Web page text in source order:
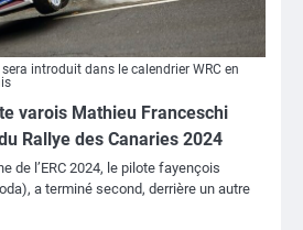
introduit dans le calendrier WRC en
varois Mathieu Franceschi
Rallye des Canaries 2024
de l’ERC 2024, le pilote fayençois
a terminé second, derrière un autre